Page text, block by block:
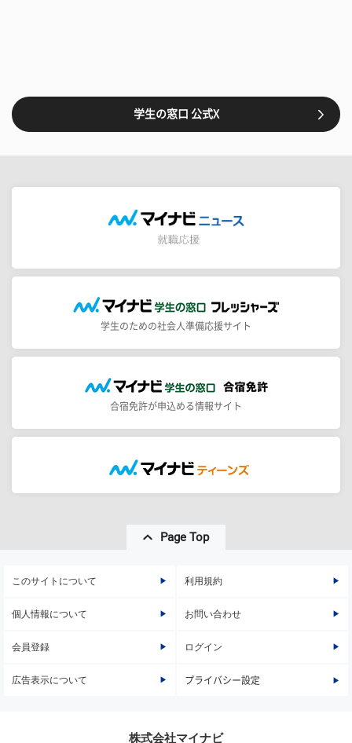
学生の窓口 公式X
学生のための社会人準備応援サイト
合宿免許が申込める情報サイト
Page Top
このサイトについて 利用規約
個人情報について お問い合わせ
会員登録 ログイン
広告表示について プライバシー設定
株式会社マイナビ